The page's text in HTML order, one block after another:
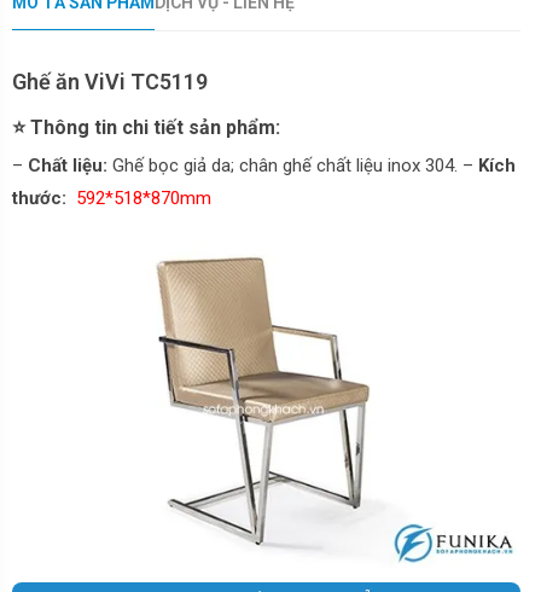
Ghế ăn ViVi TC5119
⭐ Thông tin chi tiết sản phẩm:
– Chất liệu: Ghế bọc giả da; chân ghế chất liệu inox 304. – Kích
thước: 592*518*870mm